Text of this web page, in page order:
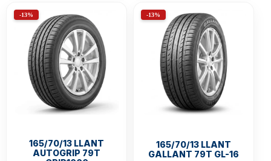
-13%
165/70/13 LLANT
AUTOGRIP 79T
-13%
165/70/13 LLANT
GALLANT 79T GL-16